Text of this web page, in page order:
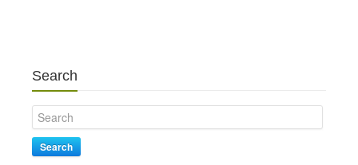
Search
Search